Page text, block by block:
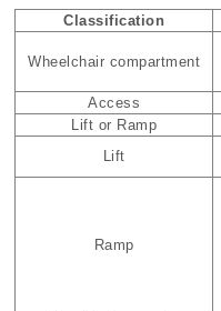
Classification
Wheelchair compartment
Access
Lift or Ramp
Lift
Ramp